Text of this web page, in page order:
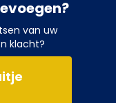
van uw
klacht?